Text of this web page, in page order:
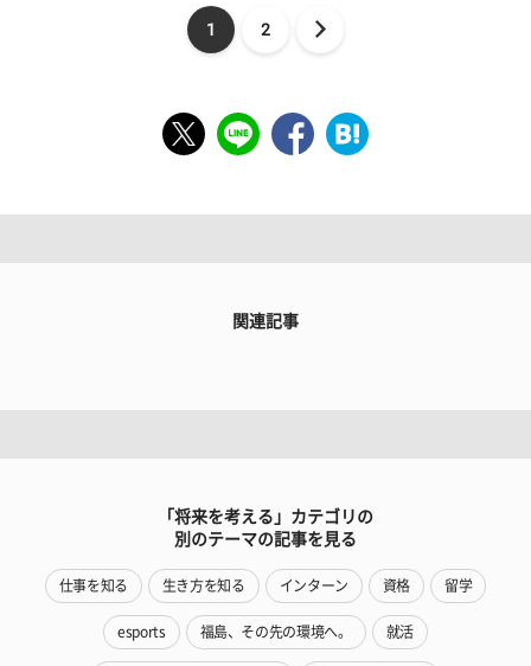
1 2
関連記事
「将来を考える」カテゴリの
別のテーマの記事を見る
仕事を知る 生き方を知る インターン 資格 留学
esports 福島、その先の環境へ。 就活